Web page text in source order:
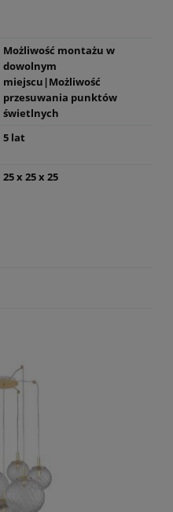
Możliwość montażu w
dowolnym
miejscu|Możliwość
przesuwania punktów
świetlnych
5 lat
25 x 25 x 25